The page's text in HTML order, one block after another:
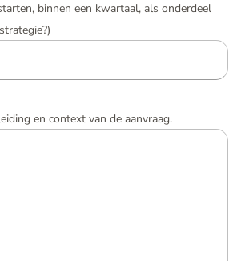
binnen een kwartaal, als onderdeel
en context van de aanvraag.